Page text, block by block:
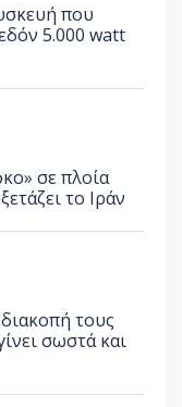
που
5.000 watt
σε πλοία
το Ιράν
διακοπή τους
σωστά και